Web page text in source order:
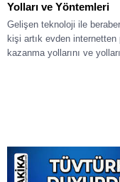
personel...
Yolları ve Yöntemleri
Gelişen teknoloji ile
kişi artık evden internetten
kazanma yollarını ve